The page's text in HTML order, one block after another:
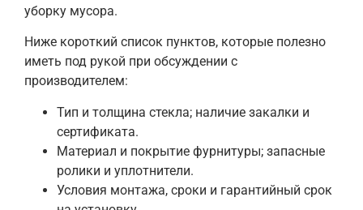
уборку мусора.
Ниже короткий список пунктов, которые полезно
иметь под рукой при обсуждении с
производителем:
Тип и толщина стекла; наличие закалки и
сертификата.
Материал и покрытие фурнитуры; запасные
ролики и уплотнители.
Условия монтажа, сроки и гарантийный срок